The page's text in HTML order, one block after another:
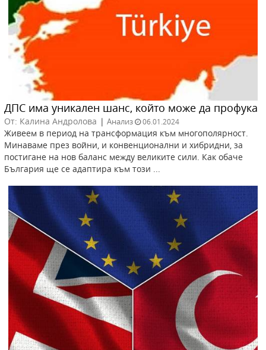
ДПС има уникален шанс, който може да профука
От: Калина Андролова | Анализ 06.01.2024
Живеем в период на трансформация към многополярност.
Минаваме през войни, и конвенционални и хибридни, за
постигане на нов баланс между великите сили. Как обаче
България ще се адаптира към този ...